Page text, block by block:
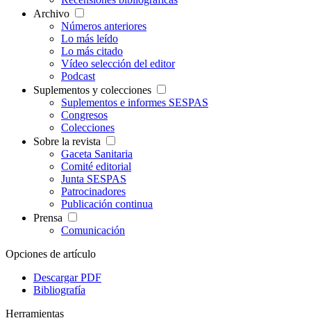
Archivo
Números anteriores
Lo más leído
Lo más citado
Vídeo selección del editor
Podcast
Suplementos y colecciones
Suplementos e informes SESPAS
Congresos
Colecciones
Sobre la revista
Gaceta Sanitaria
Comité editorial
Junta SESPAS
Patrocinadores
Publicación continua
Prensa
Comunicación
Opciones de artículo
Descargar PDF
Bibliografía
Herramientas